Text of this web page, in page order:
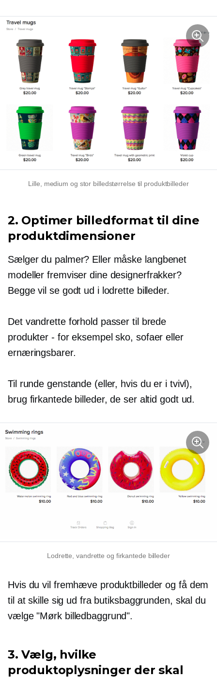
Lille, medium og stor billedstørrelse til produktbilleder
2. Optimer billedformat til dine
produktdimensioner
Sælger du palmer? Eller måske langbenet
modeller fremviser dine designerfrakker?
Begge vil se godt ud i lodrette billeder.
Det vandrette forhold passer til brede
produkter - for eksempel sko, sofaer eller
ernæringsbarer.
Til runde genstande (eller, hvis du er i tvivl),
brug firkantede billeder, de ser altid godt ud.
Lodrette, vandrette og firkantede billeder
Hvis du vil fremhæve produktbilleder og få dem
til at skille sig ud fra butiksbaggrunden, skal du
vælge "Mørk billedbaggrund".
3. Vælg, hvilke
produktoplysninger der skal